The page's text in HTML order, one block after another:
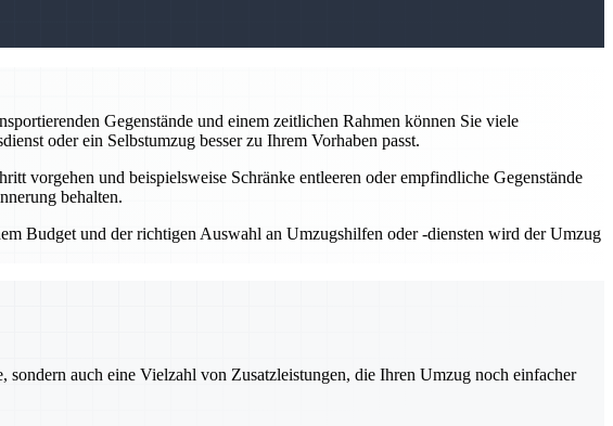
Gegenstände und einem zeitlichen Rahmen können Sie viele
oder ein Selbstumzug besser zu Ihrem Vorhaben passt.
vorgehen und beispielsweise Schränke entleeren oder empfindliche Gegenstände
behalten.
Budget und der richtigen Auswahl an Umzugshilfen oder -diensten wird der Umzug
auch eine Vielzahl von Zusatzleistungen, die Ihren Umzug noch einfacher